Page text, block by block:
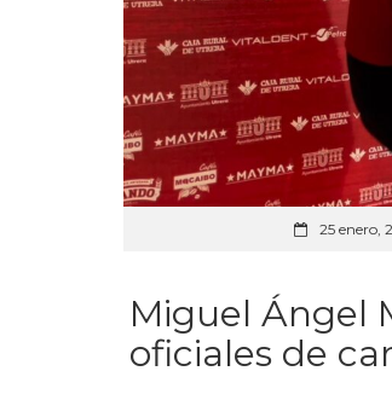
25 enero,
Miguel Ángel
oficiales de